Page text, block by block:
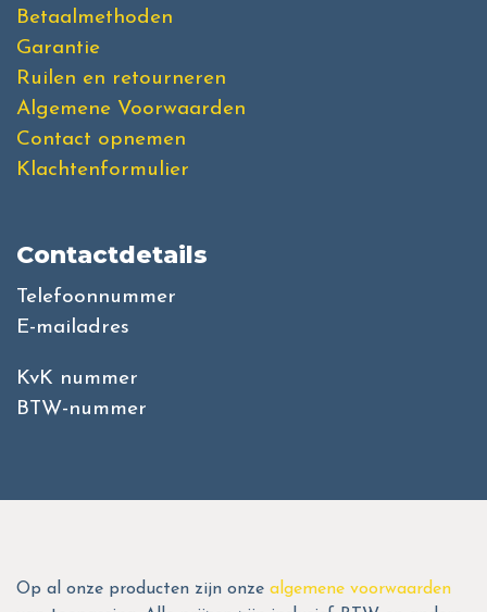
Betaalmethoden
Garantie
Ruilen en retourneren
Algemene Voorwaarden
Contact opnemen
Klachtenformulier
Contactdetails
Telefoonnummer
E-mailadres
KvK nummer
BTW-nummer
Op al onze producten zijn onze algemene voorwaarden